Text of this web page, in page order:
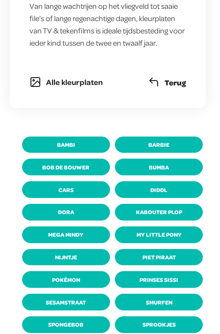
Van lange wachtrijen op het vliegveld tot saaie
file’s of lange regenachtige dagen, kleurplaten
van TV & tekenfilms is ideale tijdsbesteding voor
ieder kind tussen de twee en twaalf jaar.
Terug
Alle kleurplaten
BAMBI BARBIE
BOB DE BOUWER BUMBA
CARS DIDDL
DORA KABOUTER PLOP
MEGA MINDY MY LITTLE PONY
NIJNTJE PIET PIRAAT
POKÉMON PRINSES SISSI
SESAMSTRAAT SMURFEN
SPONGEBOB SPROOKJES